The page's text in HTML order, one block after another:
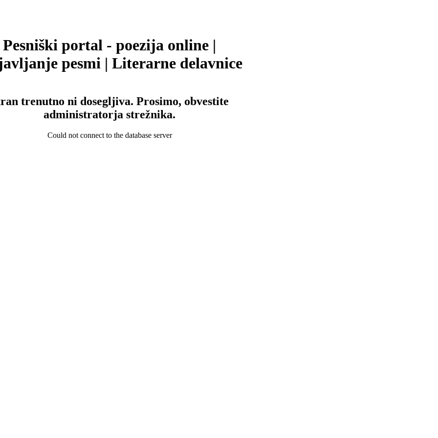
Pesniški portal - poezija online |
pesmi | Literarne delavnice
trenutno ni dosegljiva. Prosimo, obvestite
administratorja strežnika.
Could not connect to the database server